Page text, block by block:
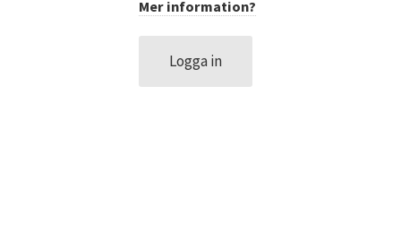
Mer information?
Logga in